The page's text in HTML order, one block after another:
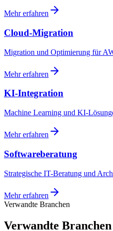
Mehr erfahren
Cloud-Migration
Migration und Optimierung für
Mehr erfahren
KI-Integration
Machine Learning und KI-
Mehr erfahren
Softwareberatung
Strategische IT-Beratung und
Mehr erfahren
Verwandte Branchen
Verwandte